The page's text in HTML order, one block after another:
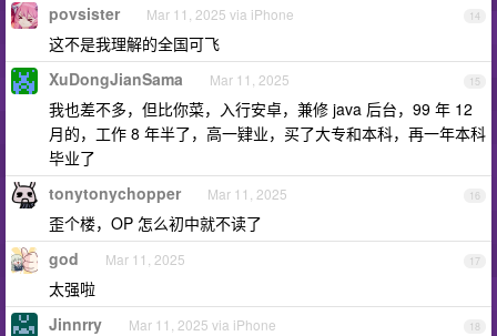
14
povsister Mar 11, 2025 via iPhone
这不是我理解的全国可飞
15
XuDongJianSama Mar 11, 2025
我也差不多，但比你菜，入行安卓，兼修 java 后台，99 年 12
月的，工作 8 年半了，高一肄业，买了大专和本科，再一年本科
毕业了
16
tonytonychopper Mar 11, 2025
歪个楼，OP 怎么初中就不读了
17
god Mar 11, 2025
太强啦
18
Jinnrry Mar 11, 2025 via iPhone